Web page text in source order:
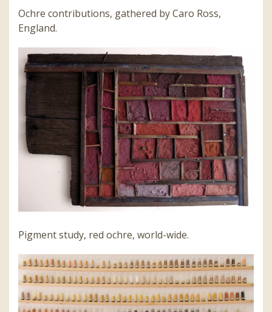
Ochre contributions, gathered by Caro Ross,
England.
Pigment study, red ochre, world-wide.